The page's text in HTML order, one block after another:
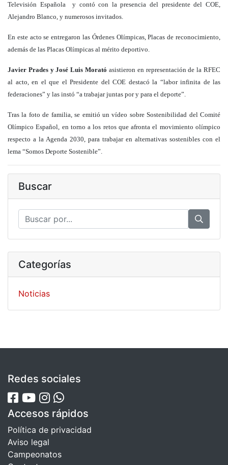
Televisión Española
y contó con la presencia del presidente del COE,
Alejandro Blanco, y numerosos invitados.
En este acto se entregaron las Órdenes Olímpicas, Placas de reconocimiento,
además de las Placas Olímpicas al mérito deportivo.
Javier Prades y José Luis Morató asistieron en representación de la RFEC
al acto, en el que el Presidente del COE destacó la “labor infinita de las
federaciones” y las instó “a trabajar juntas por y para el deporte”.
Tras la foto de familia, se emitió un vídeo sobre Sostenibilidad del Comité
Olímpico Español, en torno a los retos que afronta el movimiento olímpico
respecto a la Agenda 2030, para trabajar en alternativas sostenibles con el
lema “Somos Deporte Sostenible”.
Buscar
Categorías
Noticias
Redes sociales
Accesos rápidos
Política de privacidad
Aviso legal
Campeonatos